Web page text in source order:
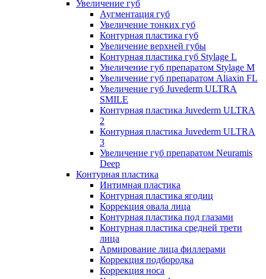
Увеличение губ
Аугментация губ
Увеличение тонких губ
Контурная пластика губ
Увеличение верхней губы
Контурная пластика губ Stylage L
Увеличение губ препаратом Stylage M
Увеличение губ препаратом Aliaxin FL
Увеличение губ Juvederm ULTRA
SMILE
Контурная пластика Juvederm ULTRA
2
Контурная пластика Juvederm ULTRA
3
Увеличение губ препаратом Neuramis
Deep
Контурная пластика
Интимная пластика
Контурная пластика ягодиц
Коррекция овала лица
Контурная пластика под глазами
Контурная пластика средней трети
лица
Армирование лица филлерами
Коррекция подбородка
Коррекция носа